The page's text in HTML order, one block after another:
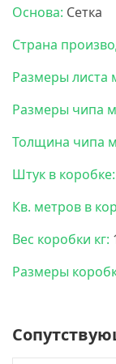
Основа: Сетка
Страна
Размеры листа
Размеры чипа
Толщина чипа
Штук в коробке:
Кв. метров в
Вес коробки кг:
Размеры